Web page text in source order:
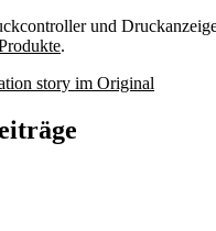
und
.
story im Original